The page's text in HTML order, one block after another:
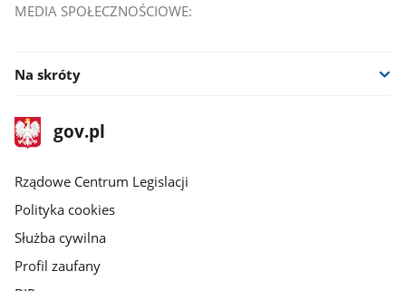
MEDIA SPOŁECZNOŚCIOWE:
Na skróty
stopka
gov.plStrona
gov.pl
Rządowe Centrum Legislacji
Polityka cookies
Służba cywilna
Profil zaufany